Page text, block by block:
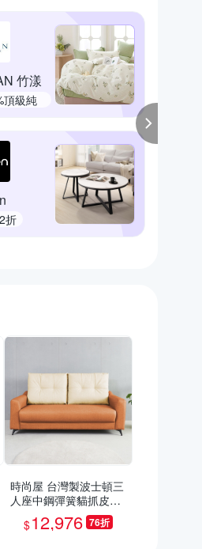
竹漾
頂級純
折
時尚屋 台灣製波士頓三
人座中鋼彈簧貓抓皮沙
發 免運免組(共10色)
$12,976 76折